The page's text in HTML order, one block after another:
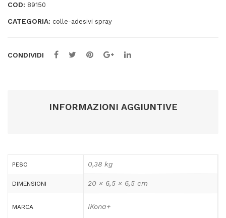
COD: 89150
CATEGORIA: colle-adesivi spray
CONDIVIDI
INFORMAZIONI AGGIUNTIVE
PESO 0,38 kg
DIMENSIONI 20 × 6,5 × 6,5 cm
MARCA IKona+